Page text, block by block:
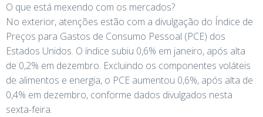
O que está mexendo com os mercados?
No exterior, atenções estão com a divulgação do Índice de
Preços para Gastos de Consumo Pessoal (PCE) dos
Estados Unidos. O índice subiu 0,6% em janeiro, após alta
de 0,2% em dezembro. Excluindo os componentes voláteis
de alimentos e energia, o PCE aumentou 0,6%, após alta de
0,4% em dezembro, conforme dados divulgados nesta
sexta-feira.